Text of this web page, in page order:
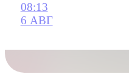
08:13
6 АВГ